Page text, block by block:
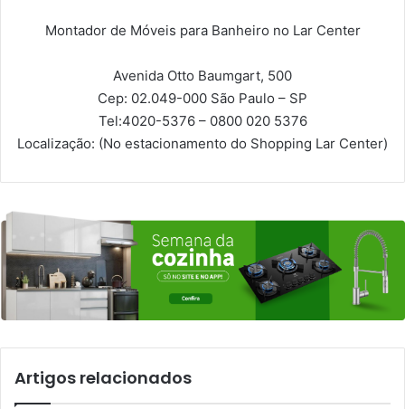
Montador de Móveis para Banheiro no Lar Center
Avenida Otto Baumgart, 500
Cep: 02.049-000 São Paulo – SP
Tel:4020-5376 – 0800 020 5376
Localização: (No estacionamento do Shopping Lar Center)
Artigos relacionados